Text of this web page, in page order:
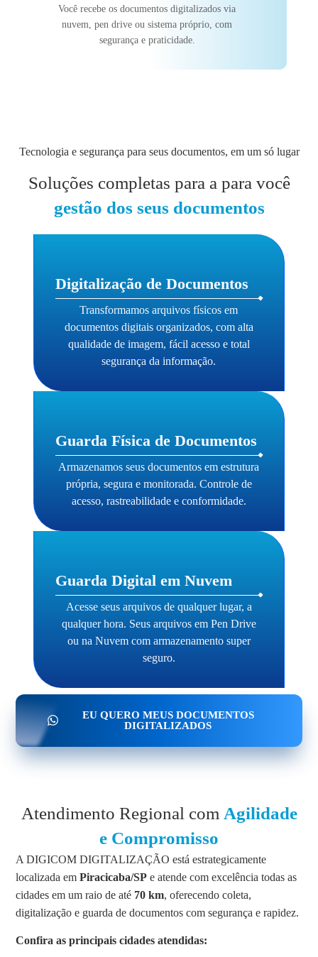
Você recebe os documentos digitalizados via
nuvem, pen drive ou sistema próprio, com
segurança e praticidade.
Tecnologia e segurança para seus documentos, em um só lugar
Soluções completas para a para você
gestão dos seus documentos
Digitalização de Documentos
Transformamos arquivos físicos em
documentos digitais organizados, com alta
qualidade de imagem, fácil acesso e total
segurança da informação.
Guarda Física de Documentos
Armazenamos seus documentos em estrutura
própria, segura e monitorada. Controle de
acesso, rastreabilidade e conformidade.
Guarda Digital em Nuvem
Acesse seus arquivos de qualquer lugar, a
qualquer hora. Seus arquivos em Pen Drive
ou na Nuvem com armazenamento super
seguro.
EU QUERO MEUS DOCUMENTOS
DIGITALIZADOS
Atendimento Regional com Agilidade
e Compromisso
A DIGICOM DIGITALIZAÇÃO está estrategicamente
localizada emPiracicaba/SP e atende com excelência todas as
cidades em um raio de até 70 km, oferecendo coleta,
digitalização e guarda de documentos com segurança e rapidez.
Confira as principais cidades atendidas: